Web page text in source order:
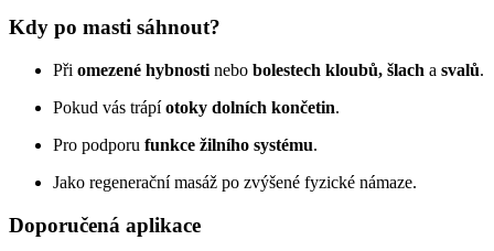
Kdy po masti sáhnout?
Při omezené hybnosti nebo bolestech kloubů, šlach a svalů.
Pokud vás trápíotoky dolních končetin.
Pro podporu funkce žilního systému.
Jako regenerační masáž po zvýšené fyzické námaze.
Doporučená aplikace